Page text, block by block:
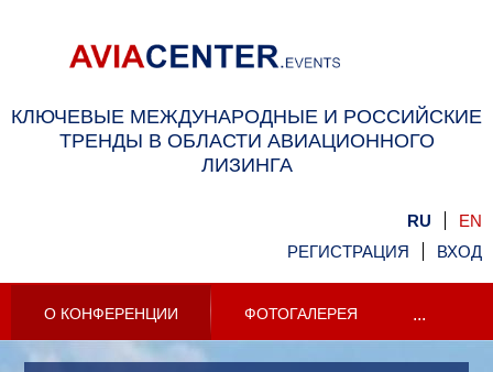
КЛЮЧЕВЫЕ МЕЖДУНАРОДНЫЕ И РОССИЙСКИЕ
ТРЕНДЫ В ОБЛАСТИ АВИАЦИОННОГО
ЛИЗИНГА
RU
EN
РЕГИСТРАЦИЯ
ВХОД
О КОНФЕРЕНЦИИ ФОТОГАЛЕРЕЯ ...